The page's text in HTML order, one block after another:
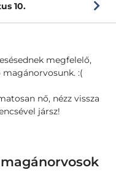
10.
megfelelő,
:(
nő, nézz vissza
jársz!